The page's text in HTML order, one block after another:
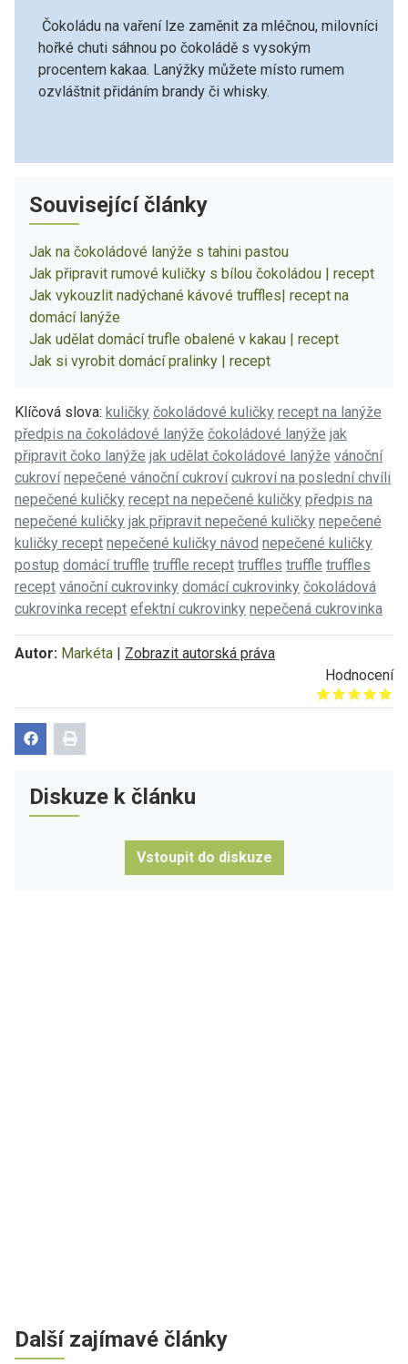
Čokoládu na vaření lze zaměnit za mléčnou, milovníci
hořké chuti sáhnou po čokoládě s vysokým
procentem kakaa. Lanýžky můžete místo rumem
ozvláštnit přidáním brandy či whisky.
Související články
Jak na čokoládové lanýže s tahini pastou
Jak připravit rumové kuličky s bílou čokoládou | recept
Jak vykouzlit nadýchané kávové truffles| recept na
domácí lanýže
Jak udělat domácí trufle obalené v kakau | recept
Jak si vyrobit domácí pralinky | recept
Klíčová slova: kuličky čokoládové kuličky recept na lanýže
předpis na čokoládové lanýže čokoládové lanýže jak
připravit čoko lanýže jak udělat čokoládové lanýže vánoční
cukroví nepečené vánoční cukroví cukroví na poslední chvíli
nepečené kuličky recept na nepečené kuličky předpis na
nepečené kuličky jak připravit nepečené kuličky nepečené
kuličky recept nepečené kuličky návod nepečené kuličky
postup domácí truffle truffle recept truffles truffle truffles
recept vánoční cukrovinky domácí cukrovinky čokoládová
cukrovinka recept efektní cukrovinky nepečená cukrovinka
Autor: Markéta | Zobrazit autorská práva
Hodnocení
Give it 1/5
Give it 2/5
Give it 3/5
Give it 4/5
Give it 5/5
Diskuze k článku
Vstoupit do diskuze
Další zajímavé články